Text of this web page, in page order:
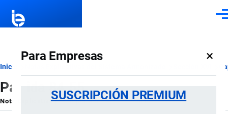
Para Empresas ×
SUSCRIPCIÓN PREMIUM
Ruta
de
navegación
Inicio
Partida 84.55
Nota ExplicativaporImportaciones …, 22 Julio, 2024